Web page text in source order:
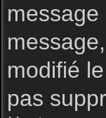
modifié
pas